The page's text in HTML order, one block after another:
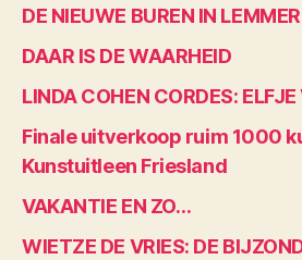
DE NIEUWE BUREN IN LEMMER
DAAR IS DE WAARHEID
LINDA COHEN CORDES:
Finale uitverkoop ruim 1000
Kunstuitleen Friesland
VAKANTIE EN ZO…
WIETZE DE VRIES: DE